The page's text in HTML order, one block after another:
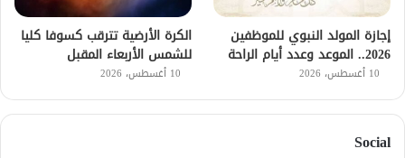
إجازة المولد النبوي للموظفين
2026.. الموعد وعدد أيام الراحة
10 أغسطس، 2026
الكرة الأرضية تترقب كسوفا كليا
للشمس الأربعاء المقبل
10 أغسطس، 2026
Social